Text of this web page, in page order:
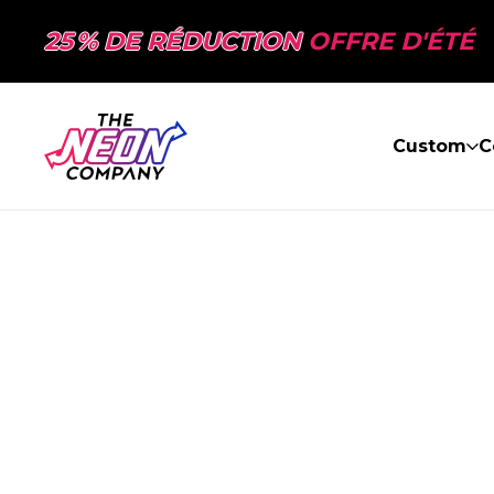
25 % DE RÉDUCTIONOFFRE D'ÉTÉ
Custom